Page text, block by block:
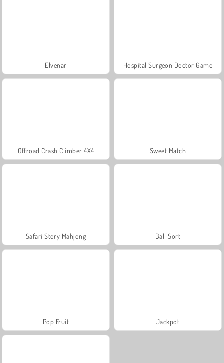
Elvenar Hospital Surgeon Doctor Game
Offroad Crash Climber 4X4 Sweet Match
Safari Story Mahjong Ball Sort
Pop Fruit Jackpot